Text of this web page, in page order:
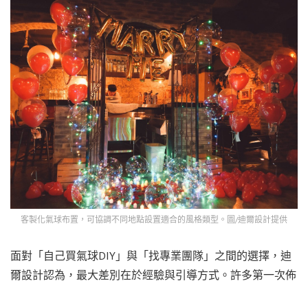
客製化氣球布置，可協調不同地點設置適合的風格類型。圖/迪爾設計提供
面對「自己買氣球DIY」與「找專業團隊」之間的選擇，迪
爾設計認為，最大差別在於經驗與引導方式。許多第一次佈